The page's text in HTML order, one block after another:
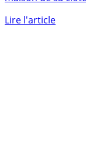
Binck a informé
maison de sa